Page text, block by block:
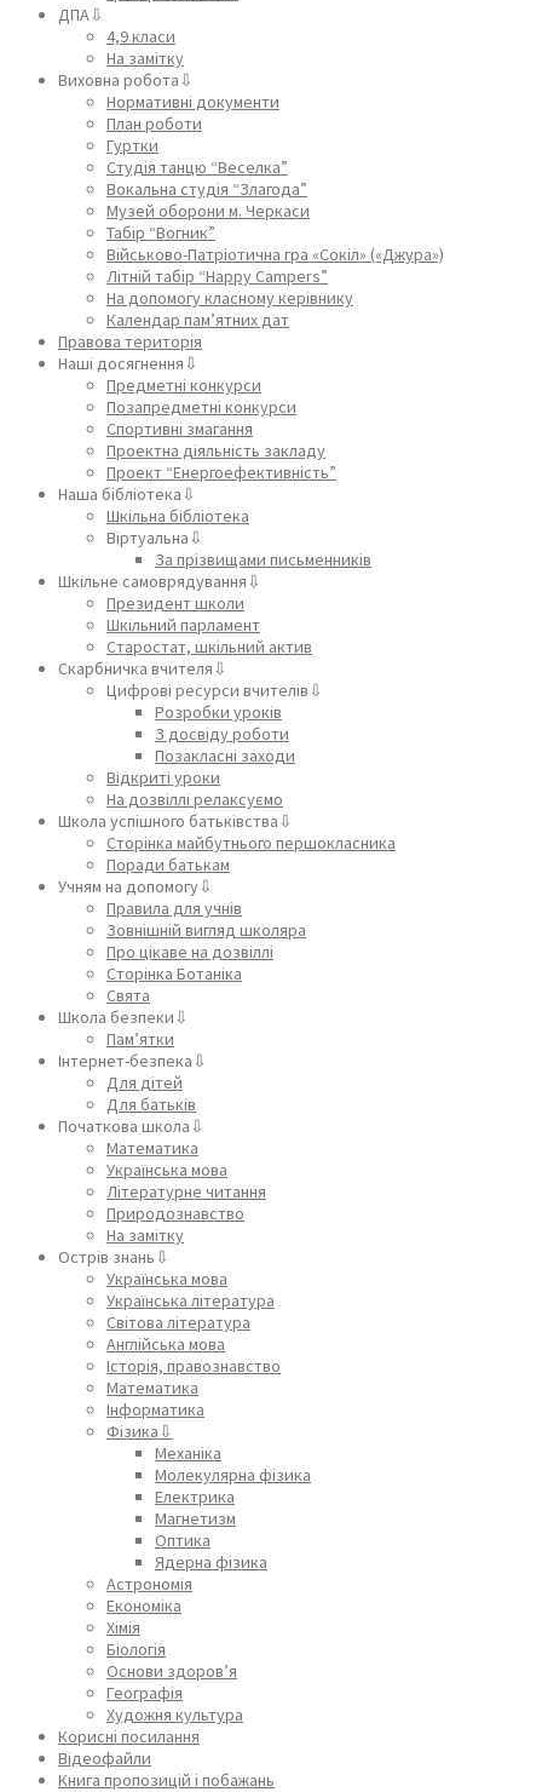
ДПА⇩
4,9 класи
На замітку
Виховна робота⇩
Нормативні документи
План роботи
Гуртки
Студія танцю “Веселка”
Вокальна студія “Злагода”
Музей оборони м. Черкаси
Табір “Вогник”
Військово-Патріотична гра «Сокіл» («Джура»)
Літній табір “Happy Campers”
На допомогу класному керівнику
Календар пам’ятних дат
Правова територія
Наші досягнення⇩
Предметні конкурси
Позапредметні конкурси
Спортивні змагання
Проектна діяльність закладу
Проект “Енергоефективність”
Наша бібліотека⇩
Шкільна бібліотека
Віртуальна⇩
За прізвищами письменників
Шкільне самоврядування⇩
Президент школи
Шкільний парламент
Старостат, шкільний актив
Скарбничка вчителя⇩
Цифрові ресурси вчителів⇩
Розробки уроків
З досвіду роботи
Позакласні заходи
Відкриті уроки
На дозвіллі релаксуємо
Школа успішного батьківства⇩
Сторінка майбутнього першокласника
Поради батькам
Учням на допомогу⇩
Правила для учнів
Зовнішній вигляд школяра
Про цікаве на дозвіллі
Сторінка Ботаніка
Свята
Школа безпеки⇩
Пам’ятки
Інтернет-безпека⇩
Для дітей
Для батьків
Початкова школа⇩
Математика
Українська мова
Літературне читання
Природознавство
На замітку
Острів знань⇩
Українська мова
Українська література
Світова література
Англійська мова
Історія, правознавство
Математика
Інформатика
Фізика⇩
Механіка
Молекулярна фізика
Електрика
Магнетизм
Оптика
Ядерна фізика
Астрономія
Економіка
Хімія
Біологія
Основи здоров’я
Географія
Художня культура
Корисні посилання
Відеофайли
Книга пропозицій і побажань